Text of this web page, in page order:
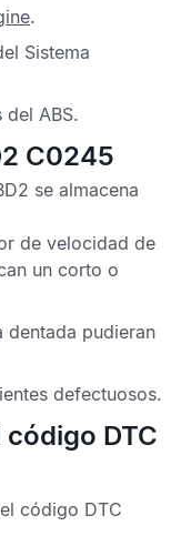
.
Sistema
del ABS.
C0245
se almacena
de velocidad de
un corto o
dentada pudieran
defectuosos.
DTC
código DTC